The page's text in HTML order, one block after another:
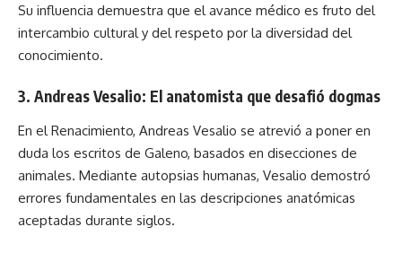
Su influencia demuestra que el avance médico es fruto del
intercambio cultural y del respeto por la diversidad del
conocimiento.
3. Andreas Vesalio: El anatomista que desafió dogmas
En el Renacimiento, Andreas Vesalio se atrevió a poner en
duda los escritos de Galeno, basados en disecciones de
animales. Mediante autopsias humanas, Vesalio demostró
errores fundamentales en las descripciones anatómicas
aceptadas durante siglos.